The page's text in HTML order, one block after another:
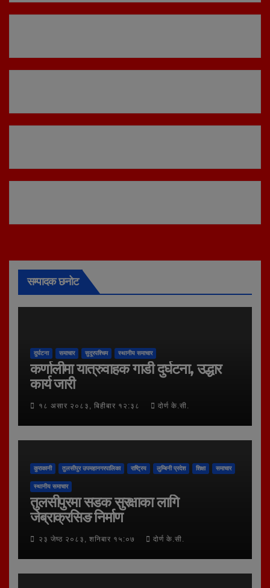
सम्पादक छनोट
दुर्घटना समाचार सुदूरपश्चिम स्थानीय समाचार
कर्णालीमा यात्रुवाहक गाडी दुर्घटना, उद्धार
कार्य जारी
१८ असार २०८३, बिहीबार १२:३८ दोर्ण के.सी.
कुराकानी तुलसीपुर उपमहानगरपालिका राष्ट्रिय लुम्बिनी प्रदेश शिक्षा समाचार
स्थानीय समाचार
तुलसीपुरमा सडक सुरक्षाका लागि
जेब्राक्रसिङ निर्माण
२३ जेष्ठ २०८३, शनिबार १५:०७ दोर्ण के.सी.